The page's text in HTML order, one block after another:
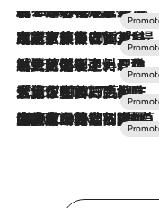
2026.8.7
【トンボの足水浴】ヒノキの香りに包まれて涼感マックス！約13℃の湧水かけ流しを避暑地「星野温泉 トンボの湯」で体験
2026.7.31
【ホテル帰省】という選択肢をOMOが提案。家族とほどよい距離を保つには「昼は実家、夜は気兼ねなくホテルで！」
2026.7.24
【夏限定ディナーコース】旬を迎える稚鮎や花ズッキーニなどをイタリア・トスカーナの郷土料理の手法で満喫！
2026.7.17
「土佐和ハーブかき氷」がOMO7高知に登場！生姜、山椒、大葉など目にも舌にも涼を呼ぶ郷土の味
2026.7.10
NEW OPEN！【界 草津】名湯の地に誕生。趣の異なる2種の温泉と上州ならではの会席・蕎麦割烹など美食を味わう究極の癒やし旅